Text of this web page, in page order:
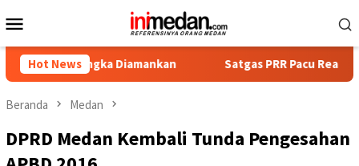
ke
Mobile
Hot News
Diamankan Satgas PRR Pacu Realisasi
Beranda Medan
DPRD Medan Kembali Tunda Pengesahan